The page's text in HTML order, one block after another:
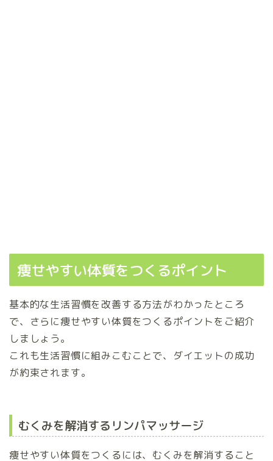
痩せやすい体質をつくるポイント
基本的な生活習慣を改善する方法がわかったところ
で、さらに痩せやすい体質をつくるポイントをご紹介
しましょう。
これも生活習慣に組みこむことで、ダイエットの成功
が約束されます。
むくみを解消するリンパマッサージ
痩せやすい体質をつくるには、むくみを解消すること